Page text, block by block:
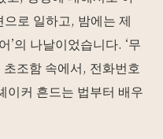
로 일하고, 밤에는 제
’의 나날이었습니다. ‘무
조함 속에서, 전화번호
이커 흔드는 법부터 배우